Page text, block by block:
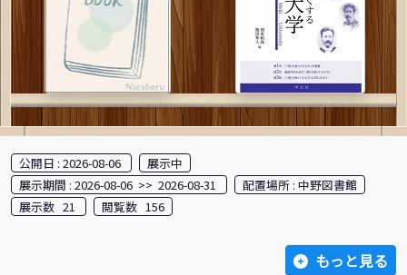
公開日 : 2026-08-06
展示中
展示期間 : 2026-08-06 >> 2026-08-31
配置場所 : 中野図書館
展示数 21
閲覧数 156
もっと見る